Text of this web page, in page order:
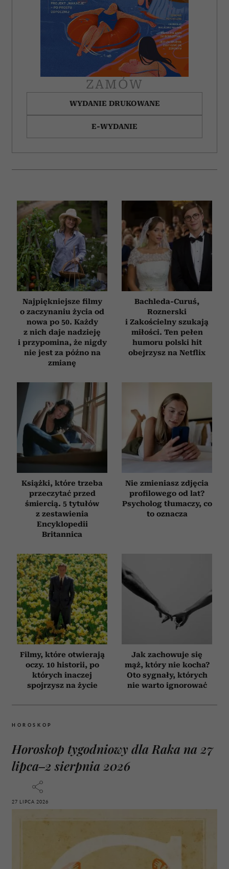
ZAMÓW
WYDANIE DRUKOWANE
E-WYDANIE
Najpiękniejsze filmy
o zaczynaniu życia od
nowa po 50. Każdy
z nich daje nadzieję
i przypomina, że nigdy
nie jest za późno na
zmianę
Bachleda-Curuś,
Roznerski
i Zakościelny szukają
miłości. Ten pełen
humoru polski hit
obejrzysz na Netflix
Książki, które trzeba
przeczytać przed
śmiercią. 5 tytułów
z zestawienia
Encyklopedii
Britannica
Nie zmieniasz zdjęcia
profilowego od lat?
Psycholog tłumaczy, co
to oznacza
Filmy, które otwierają
oczy. 10 historii, po
których inaczej
spojrzysz na życie
Jak zachowuje się
mąż, który nie kocha?
Oto sygnały, których
nie warto ignorować
HOROSKOP
Horoskop tygodniowy dla Raka na 27
lipca–2 sierpnia 2026
27 LIPCA 2026